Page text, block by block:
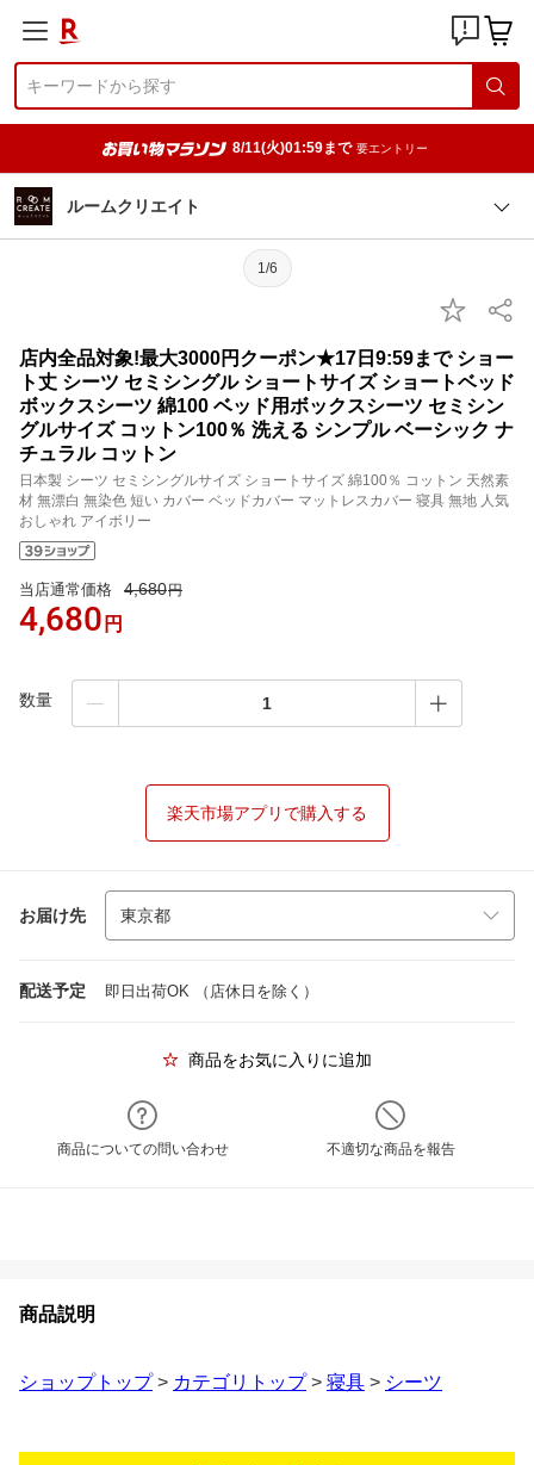
8/11(火)01:59まで 要エントリー
ルームクリエイト
1/6
店内全品対象!最大3000円クーポン★17日9:59まで ショー
ト丈 シーツ セミシングル ショートサイズ ショートベッド
ボックスシーツ 綿100 ベッド用ボックスシーツ セミシン
グルサイズ コットン100％ 洗える シンプル ベーシック ナ
チュラル コットン
日本製 シーツ セミシングルサイズ ショートサイズ 綿100％ コットン 天然素
材 無漂白 無染色 短い カバー ベッドカバー マットレスカバー 寝具 無地 人気
おしゃれ アイボリー
当店通常価格 4,680円
4,680 円
数量
楽天市場アプリで購入する
お届け先
配送予定 即日出荷OK （店休日を除く）
商品をお気に入りに追加
商品についての問い合わせ 不適切な商品を報告
商品説明
ショップトップ> カテゴリトップ> 寝具 > シーツ